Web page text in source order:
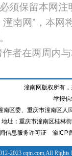
须保留本网注
南网”，本网
者在两周内
潼南网版权所有
举报
南区委、重庆市潼南区
地址：重庆市潼南区桂林
信息服务许可证
渝ICP
2023 cqtn.com,All Rights